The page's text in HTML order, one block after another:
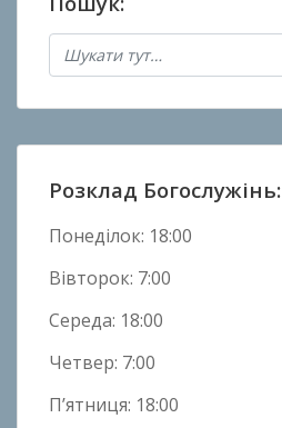
н
о
в
н
и
Розклад Богослужінь:
Понеділок: 18:00
Вівторок: 7:00
Середа: 18:00
Четвер: 7:00
П’ятниця: 18:00